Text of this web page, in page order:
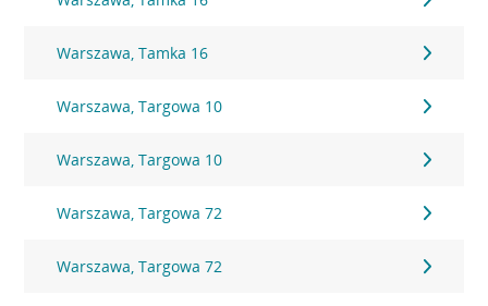
Warszawa, Tamka 16
Warszawa, Targowa 10
Warszawa, Targowa 10
Warszawa, Targowa 72
Warszawa, Targowa 72